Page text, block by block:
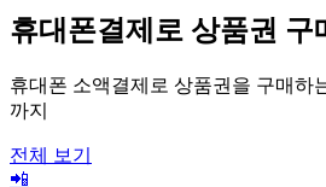
휴대폰결제로 상품권 구
휴대폰 소액결제로 상품권을 구매하
까지
전체 보기
📲